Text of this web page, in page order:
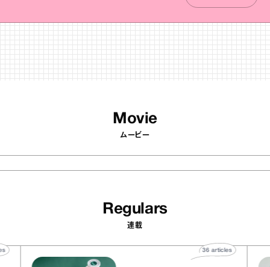
Movie
ムービー
Regulars
連載
36 articles